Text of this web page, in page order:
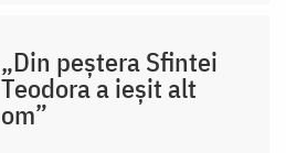
„Din peștera Sfintei
Teodora a ieșit alt
om”